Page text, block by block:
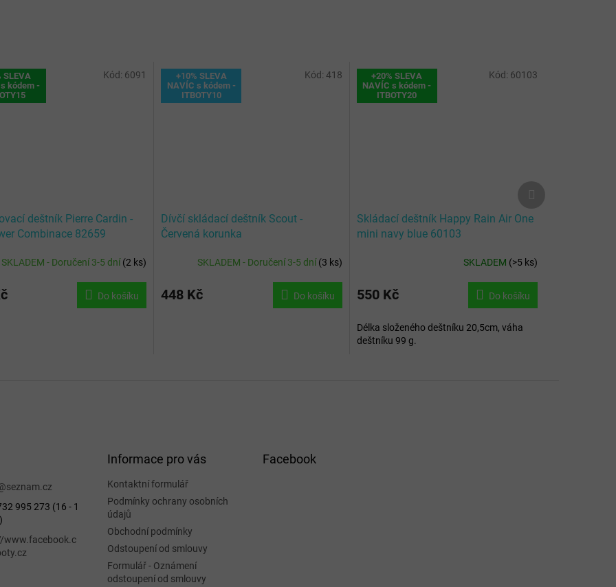
SLEVA
kódem -
deštník Pierre Cardin -
Combinace 82659
SKLADEM - Doručení 3-5 dní(2 ks)
Do košíku
Kód: 6091
+10% SLEVA
NAVÍC s kódem -
ITBOTY10
Dívčí skládací deštník Scout -
Červená korunka
SKLADEM - Doručení 3-5 dní(3 ks)
448 Kč Do košíku
Kód: 418
+20% SLEVA
NAVÍC s kódem -
ITBOTY20
Skládací deštník Happy Rain Air One
mini navy blue 60103
SKLADEM (>5 ks)
550 Kč Do košíku
Délka složeného deštníku 20,5cm, váha
deštníku 99 g.
Kód: 60103
seznam.cz
995 273 (16 - 1
www.facebook.c
Informace pro vás
Kontaktní formulář
Podmínky ochrany osobních
údajů
Obchodní podmínky
Odstoupení od smlouvy
Formulář - Oznámení
odstoupení od smlouvy
Facebook